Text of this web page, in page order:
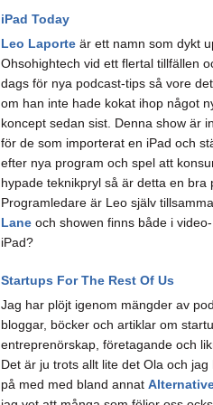
iPad Today
Leo Laporte är ett namn som dykt
Ohsohightech vid ett flertal tillfällen
dags för nya podcast-tips så vore
om han inte hade kokat ihop något
koncept sedan sist. Denna show är
för de som importerat en iPad och
efter nya program och spel att
hypade teknikpryl så är detta en bra
Programledare är Leo själv
Lane och showen finns både i
iPad?
Startups For The Rest Of Us
Jag har plöjt igenom mängder av
bloggar, böcker och artiklar om
entreprenörskap, företagande och
Det är ju trots allt lite det Ola och jag
på med med bland annat